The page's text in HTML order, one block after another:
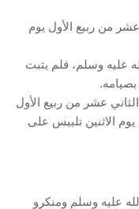
من ربيع الأول يوم
عليه وسلم، فلم يثبت
بصيامه.
عشر من ربيع الأول
الاثنين تلبيس على
عليه وسلم ومنكرو